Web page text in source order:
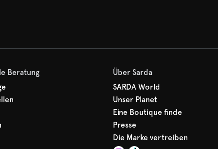
Beratung
Über Sarda
SARDA World
Unser Planet
Eine Boutique finde
Presse
Die Marke vertreiben